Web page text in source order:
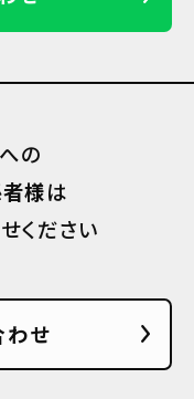
の
様は
ください
わせ